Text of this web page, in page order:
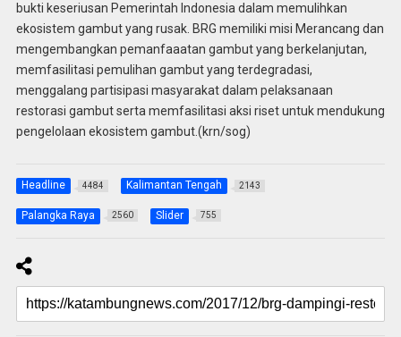
bukti keseriusan Pemerintah Indonesia dalam memulihkan
ekosistem gambut yang rusak. BRG memiliki misi Merancang dan
mengembangkan pemanfaaatan gambut yang berkelanjutan,
memfasilitasi pemulihan gambut yang terdegradasi,
menggalang partisipasi masyarakat dalam pelaksanaan
restorasi gambut serta memfasilitasi aksi riset untuk mendukung
pengelolaan ekosistem gambut.(krn/sog)
Headline 4484 Kalimantan Tengah 2143
Palangka Raya 2560 Slider 755